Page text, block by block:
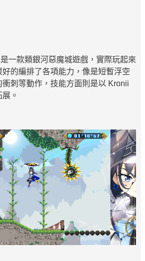
是一款類銀河惡魔城遊戲，實際玩起來
的編排了各項能力，像是短暫浮空
刺等動作，技能方面則是以 Kronii
。